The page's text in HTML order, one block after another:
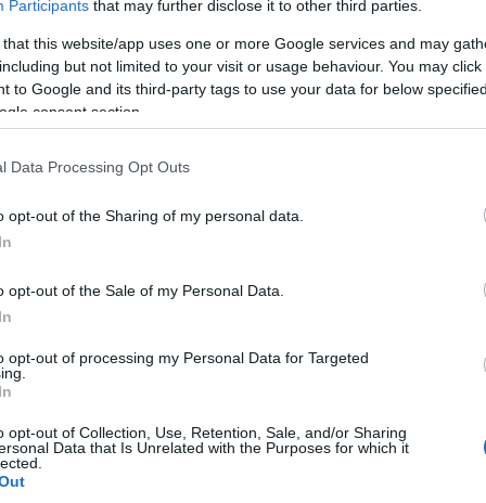
Participants that may further disclose it to other third parties.
that this website/app uses one or more Google services and may
but not limited to your visit or usage behaviour. You may
to Google and its third-party tags to use your data for below
consent section.
Data Processing Opt Outs
opt-out of the Sharing of my personal data.
opt-out of the Sale of my Personal Data.
opt-out of processing my Personal Data for Targeted
opt-out of Collection, Use, Retention, Sale, and/or Sharing
Data that Is Unrelated with the Purposes for which it
nel massimo, a 20mila euro.Infine, il
all’Ufficio dei Monopoli di Stato di
nella sezioneLogindal menù del sito o